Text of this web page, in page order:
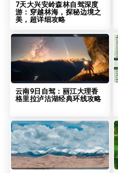
7天大兴安岭森林自驾深度
游：穿越林海，探秘边境之
美，超详细攻略
云南9日自驾：丽江大理香
格里拉泸沽湖经典环线攻略